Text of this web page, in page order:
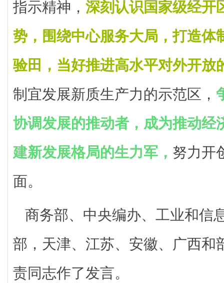
指示精神， 深刻认识国家级经开
势，围绕中心服务大局，打造体
验田，当好推进高水平对外开放
制宜发展新质生产力的示范区，
协调发展的推动者，成为推动经
建新发展格局的生力军， 努力开
面。
商务部、中央编办、工业和信
部，天津、江苏、安徽、广西和
责同志作了发言。